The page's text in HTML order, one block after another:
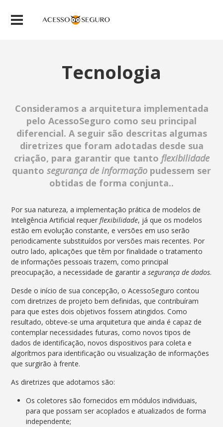
Tecnologia
Consideramos a arquitetura implementada
pelo AcessoSeguro como seu principal
diferencial. A seguir são descritas algumas
diretrizes que foram adotadas desde sua
criação, para garantir que tanto flexibilidade
quanto segurança de informação pudessem ser
obtidas de forma conjunta..
Por sua natureza, a implementação prática de modelos de
Inteligência Artificial requerflexibilidade, já que os modelos
estão em evolução constante, e versões em uso serão
periodicamente substituídos por versões mais recentes. Por
outro lado, aplicações que têm por finalidade o tratamento
de informações pessoais trazem, como principal
preocupação, a necessidade de garantir asegurança de dados.
Desde o início de sua concepção, o AcessoSeguro contou
com diretrizes de projeto bem definidas, que contribuíram
para que estes dois objetivos fossem atingidos. Como
resultado, obteve-se uma arquitetura que ainda é capaz de
contemplar necessidades futuras, como novos tipos de
dados de identificação, novos dispositivos para coleta e
algorítmos para identificação ou visualização de informações
que surgirão à frente.
As diretrizes que adotamos são:
Os coletores são fornecidos em módulos individuais,
para que possam ser acoplados e atualizados de forma
independente;